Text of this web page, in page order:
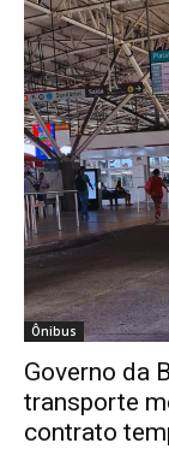
Ônibus
Governo da
transporte
contrato